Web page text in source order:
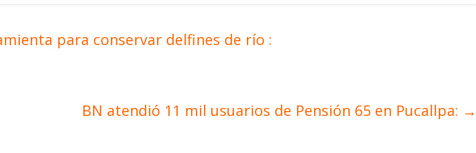
para conservar delfines de río :
BN atendió 11 mil usuarios de Pensión 65 en Pucallpa: →